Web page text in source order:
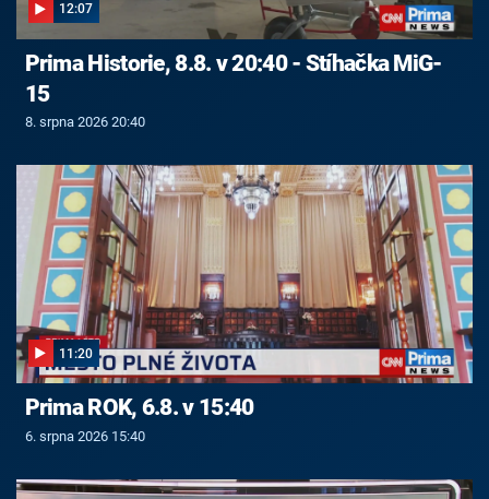
12:07
Prima Historie, 8.8. v 20:40 - Stíhačka MiG-
15
8. srpna 2026 20:40
11:20
Prima ROK, 6.8. v 15:40
6. srpna 2026 15:40